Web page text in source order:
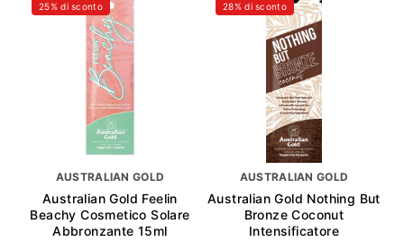
25% di sconto
AUSTRALIAN GOLD
Australian Gold Feelin
Beachy Cosmetico Solare
Abbronzante 15ml
28% di sconto
AUSTRALIAN GOLD
Australian Gold Nothing But
Bronze Coconut
Intensificatore